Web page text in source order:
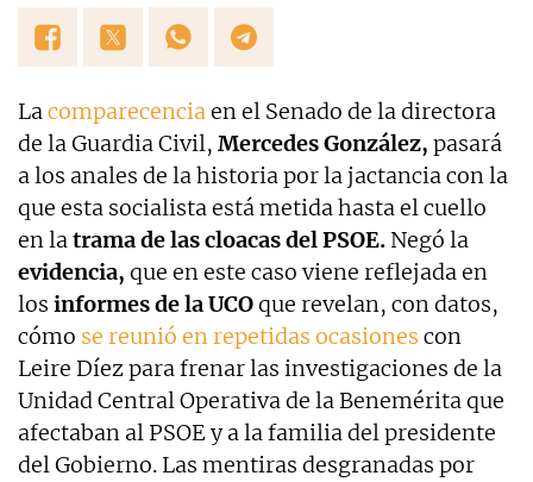
Lacomparecenciaen el Senado de la directora
de la Guardia Civil, Mercedes González, pasará
a los anales de la historia por la jactancia con la
que esta socialista está metida hasta el cuello
en latrama de las cloacas del PSOE. Negó la
evidencia, que en este caso viene reflejada en
los informes de la UCOque revelan, con datos,
cómo se reunió en repetidas ocasiones con
Leire Díez para frenar las investigaciones de la
Unidad Central Operativa de la Benemérita que
afectaban al PSOE y a la familia del presidente
del Gobierno. Las mentiras desgranadas por